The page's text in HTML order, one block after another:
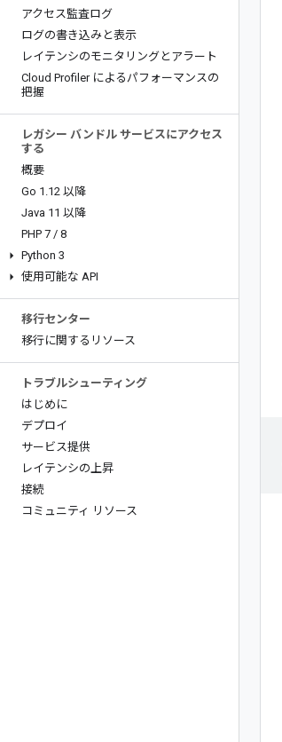
アクセス監査ログ
ログの書き込みと表示
レイテンシのモニタリングとアラート
Cloud Profiler によるパフォーマンスの
把握
レガシー バンドル サービスにアクセス
する
概要
Go 1 .12 以降
Java 11 以降
PHP 7 / 8
Python 3
使用可能な API
移行センター
移行に関するリソース
トラブルシューティング
はじめに
デプロイ
サービス提供
レイテンシの上昇
接続
コミュニティ リソース